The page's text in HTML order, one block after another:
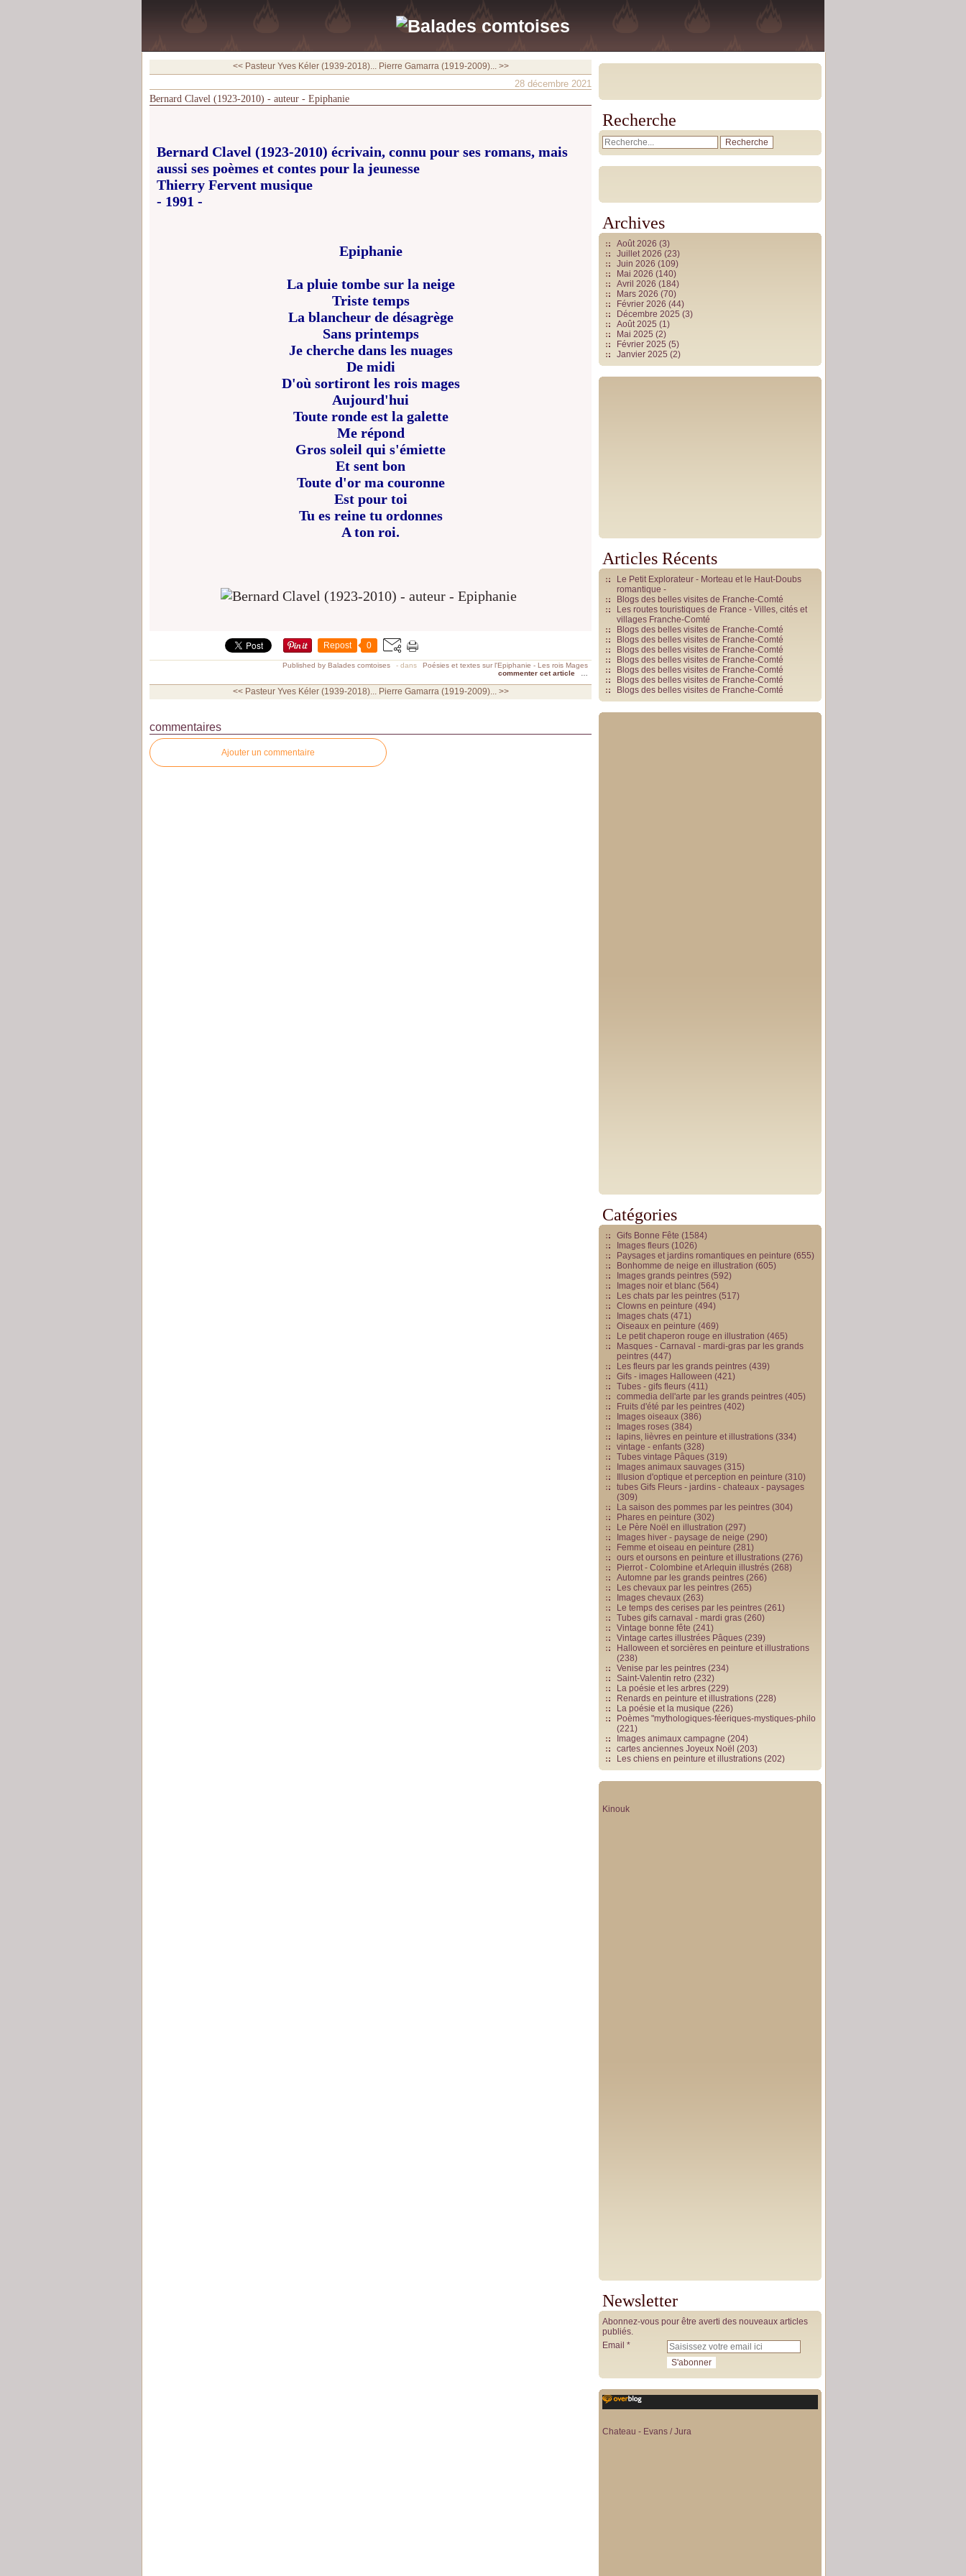
<< Pasteur Yves Kéler (1939-2018)... Pierre Gamarra (1919-2009)... >>
28 décembre 2021
Bernard Clavel (1923-2010) - auteur - Epiphanie
Bernard Clavel (1923-2010) écrivain, connu pour ses romans, mais
aussi ses poèmes et contes pour la jeunesse
Thierry Fervent musique
- 1991 -
Epiphanie
La pluie tombe sur la neige
Triste temps
La blancheur de désagrège
Sans printemps
Je cherche dans les nuages
De midi
D'où sortiront les rois mages
Aujourd'hui
Toute ronde est la galette
Me répond
Gros soleil qui s'émiette
Et sent bon
Toute d'or ma couronne
Est pour toi
Tu es reine tu ordonnes
A ton roi.
Repost 0
Published by Balades comtoises - dans
Poésies et textes sur l'Epiphanie - Les rois Mages
commenter cet article
<< Pasteur Yves Kéler (1939-2018)... Pierre Gamarra (1919-2009)... >>
commentaires
Ajouter un commentaire
Recherche
Archives
Août 2026 (3)
Juillet 2026 (23)
Juin 2026 (109)
Mai 2026 (140)
Avril 2026 (184)
Mars 2026 (70)
Février 2026 (44)
Décembre 2025 (3)
Août 2025 (1)
Mai 2025 (2)
Février 2025 (5)
Janvier 2025 (2)
Articles Récents
Le Petit Explorateur - Morteau et le Haut-Doubs
romantique -
Blogs des belles visites de Franche-Comté
Les routes touristiques de France - Villes, cités et
villages Franche-Comté
Blogs des belles visites de Franche-Comté
Blogs des belles visites de Franche-Comté
Blogs des belles visites de Franche-Comté
Blogs des belles visites de Franche-Comté
Blogs des belles visites de Franche-Comté
Blogs des belles visites de Franche-Comté
Blogs des belles visites de Franche-Comté
Catégories
Gifs Bonne Fête (1584)
Images fleurs (1026)
Paysages et jardins romantiques en peinture (655)
Bonhomme de neige en illustration (605)
Images grands peintres (592)
Images noir et blanc (564)
Les chats par les peintres (517)
Clowns en peinture (494)
Images chats (471)
Oiseaux en peinture (469)
Le petit chaperon rouge en illustration (465)
Masques - Carnaval - mardi-gras par les grands
peintres (447)
Les fleurs par les grands peintres (439)
Gifs - images Halloween (421)
Tubes - gifs fleurs (411)
commedia dell'arte par les grands peintres (405)
Fruits d'été par les peintres (402)
Images oiseaux (386)
Images roses (384)
lapins, lièvres en peinture et illustrations (334)
vintage - enfants (328)
Tubes vintage Pâques (319)
Images animaux sauvages (315)
Illusion d'optique et perception en peinture (310)
tubes Gifs Fleurs - jardins - chateaux - paysages
(309)
La saison des pommes par les peintres (304)
Phares en peinture (302)
Le Père Noël en illustration (297)
Images hiver - paysage de neige (290)
Femme et oiseau en peinture (281)
ours et oursons en peinture et illustrations (276)
Pierrot - Colombine et Arlequin illustrés (268)
Automne par les grands peintres (266)
Les chevaux par les peintres (265)
Images chevaux (263)
Le temps des cerises par les peintres (261)
Tubes gifs carnaval - mardi gras (260)
Vintage bonne fête (241)
Vintage cartes illustrées Pâques (239)
Halloween et sorcières en peinture et illustrations
(238)
Venise par les peintres (234)
Saint-Valentin retro (232)
La poésie et les arbres (229)
Renards en peinture et illustrations (228)
La poésie et la musique (226)
Poèmes "mythologiques-féeriques-mystiques-philo
(221)
Images animaux campagne (204)
cartes anciennes Joyeux Noël (203)
Les chiens en peinture et illustrations (202)
Kinouk
Newsletter
Abonnez-vous pour être averti des nouveaux articles
publiés.
Email
Chateau - Evans / Jura